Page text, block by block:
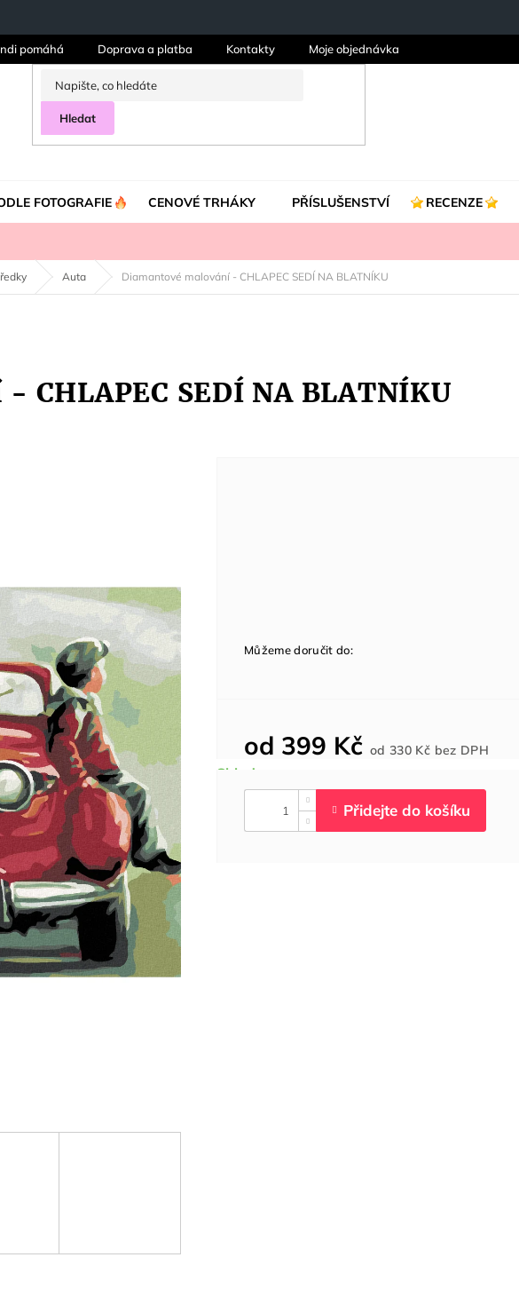
pomáhá Doprava a platba Kontakty Moje objednávka
Hledat
FOTOGRAFIE CENOVÉ TRHÁKY PŘÍSLUŠENSTVÍ RECENZE
Auta Diamantové malování - CHLAPEC SEDÍ NA BLATNÍKU
CHLAPEC SEDÍ NA BLATNÍKU
od 399 Kč od330 Kč bez DPHcena:
Můžeme doručit do: